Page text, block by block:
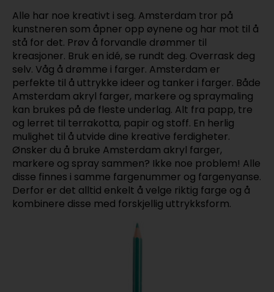
Alle har noe kreativt i seg. Amsterdam tror på
kunstneren som åpner opp øynene og har mot til å
stå for det. Prøv å forvandle drømmer til
kreasjoner. Bruk en idé, se rundt deg. Overrask deg
selv. Våg å drømme i farger. Amsterdam er
perfekte til å uttrykke ideer og tanker i farger. Både
Amsterdam akryl farger, markere og spraymaling
kan brukes på de fleste underlag. Alt fra papp, tre
og lerret til terrakotta, papir og stoff. En herlig
mulighet til å utvide dine kreative ferdigheter.
Ønsker du å bruke Amsterdam akryl farger,
markere og spray sammen? Ikke noe problem! Alle
disse finnes i samme fargenummer og fargenyanse.
Derfor er det alltid enkelt å velge riktig farge og å
kombinere disse med forskjellig uttrykksform.